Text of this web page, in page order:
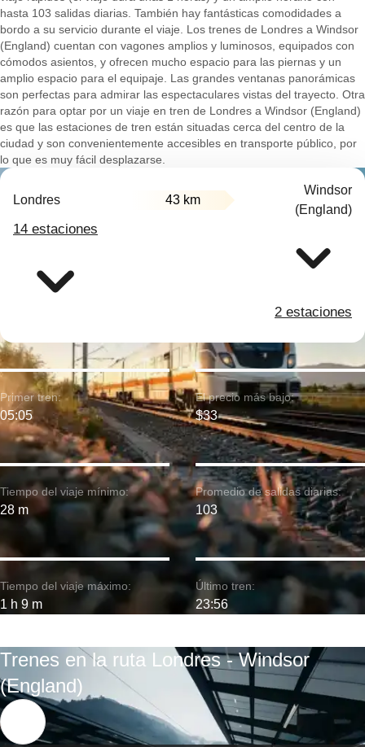
hasta 103 salidas diarias. También hay fantásticas comodidades a
bordo a su servicio durante el viaje. Los trenes de Londres a Windsor
(England) cuentan con vagones amplios y luminosos, equipados con
cómodos asientos, y ofrecen mucho espacio para las piernas y un
amplio espacio para el equipaje. Las grandes ventanas panorámicas
son perfectas para admirar las espectaculares vistas del trayecto. Otra
razón para optar por un viaje en tren de Londres a Windsor (England)
es que las estaciones de tren están situadas cerca del centro de la
ciudad y son convenientemente accesibles en transporte público, por
lo que es muy fácil desplazarse.
Londres 43 km
Windsor
(England)
14 estaciones
2 estaciones
Tiempo del viaje mínimo:
28 m
Primer tren:
05:05
Tiempo del viaje máximo:
1 h 9 m
El precio más bajo:
$33
Promedio de salidas diarias:
103
Último tren:
23:56
Trenes en la ruta Londres - Windsor
(England)